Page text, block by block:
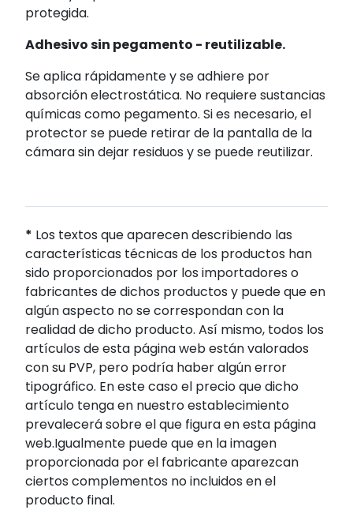
protegida.
Adhesivo sin pegamento - reutilizable.
Se aplica rápidamente y se adhiere por
absorción electrostática. No requiere sustancias
químicas como pegamento. Si es necesario, el
protector se puede retirar de la pantalla de la
cámara sin dejar residuos y se puede reutilizar.
* Los textos que aparecen describiendo las
características técnicas de los productos han
sido proporcionados por los importadores o
fabricantes de dichos productos y puede que en
algún aspecto no se correspondan con la
realidad de dicho producto. Así mismo, todos los
artículos de esta página web están valorados
con su PVP, pero podría haber algún error
tipográfico. En este caso el precio que dicho
artículo tenga en nuestro establecimiento
prevalecerá sobre el que figura en esta página
web.Igualmente puede que en la imagen
proporcionada por el fabricante aparezcan
ciertos complementos no incluidos en el
producto final.